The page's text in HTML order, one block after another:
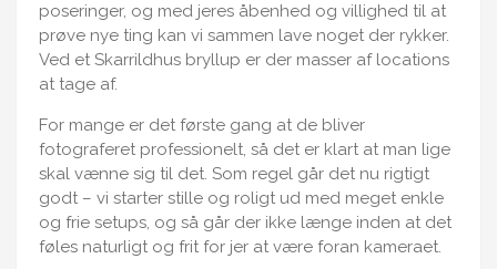
poseringer, og med jeres åbenhed og villighed til at
prøve nye ting kan vi sammen lave noget der rykker.
Ved et Skarrildhus bryllup er der masser af locations
at tage af.
For mange er det første gang at de bliver
fotograferet professionelt, så det er klart at man lige
skal vænne sig til det. Som regel går det nu rigtigt
godt – vi starter stille og roligt ud med meget enkle
og frie setups, og så går der ikke længe inden at det
føles naturligt og frit for jer at være foran kameraet.